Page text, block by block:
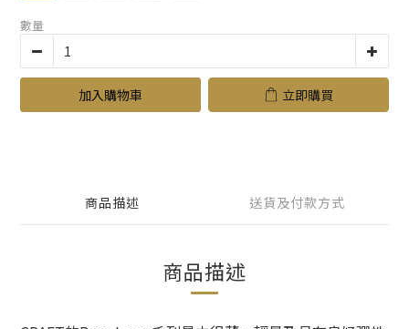
數量
加入購物車 立即購買
商品描述 送貨及付款方式
商品描述